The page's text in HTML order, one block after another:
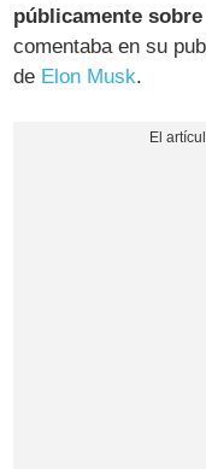
públicamente
comentaba en su
de Elon Musk.